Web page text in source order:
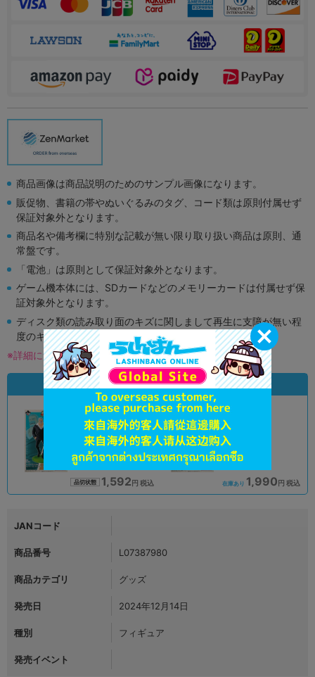
商品画像は商品説明のためのサンプル画像になります。
販促物、書籍の帯やぬいぐるみのタグ、コード類は原則付属せず
保証対象外となります。
商品名や備考欄に特別な記載が無い限り取り扱い商品は原則、通
常盤です。
「電池」は原則として保証対象外となります。
ゲーム機本体には、SDカードなどのメモリーカードは付属せず保
証対象外となります。
ディスク類の読み取り面のキズに関しまして再生に支障が無い程
度のキズがある場合がございます。
※詳細につきましてはコチラ
状態違いの同一商品
状態 : A
オンライン
品切状態 1,592円 税込 在庫あり 1,990円 税込
JANコード
商品番号 L07387980
商品カテゴリ グッズ
発売日 2024年12月14日
種別 フィギュア
発売イベント